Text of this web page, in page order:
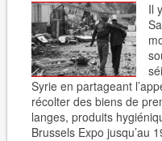
Il
Syrie en partageant
récolter des biens de
langes, produits
Brussels Expo jusqu’au